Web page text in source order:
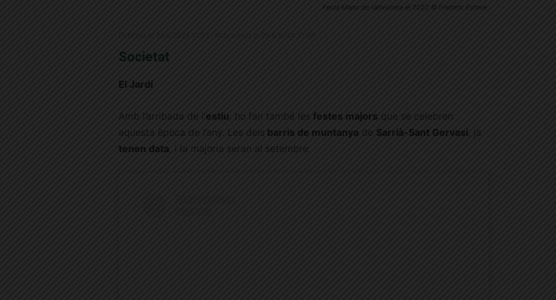
Festa Major de Vallvidrera el 2022 © Frederic Esteve
Societat
El Jardí
Amb l’arribada de l’estiu, ho fan també les festes majors que se celebren
aquesta època de l’any. Les dels barris de muntanya de Sarrià-Sant Gervasi , ja
tenen data , i la majoria seran al setembre.